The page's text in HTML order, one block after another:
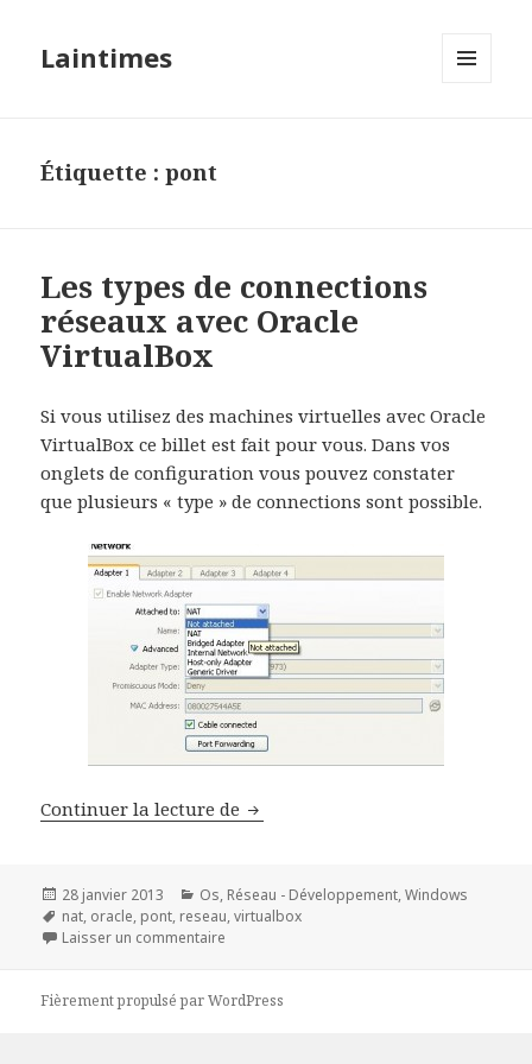
Laintimes
Étiquette :pont
Les types de connections
réseaux avec Oracle
VirtualBox
Si vous utilisez des machines virtuelles avec Oracle
VirtualBox ce billet est fait pour vous. Dans vos
onglets de configuration vous pouvez constater
que plusieurs « type » de connections sont possible.
Continuer la lecture de Les types de connections
Publié
le
28 janvier 2013 Catégories
Os, Réseau - Développement,Windows
Mots-
clés
nat, oracle, pont, reseau,virtualbox
Laisser un commentaire
Fièrement propulsé par WordPress